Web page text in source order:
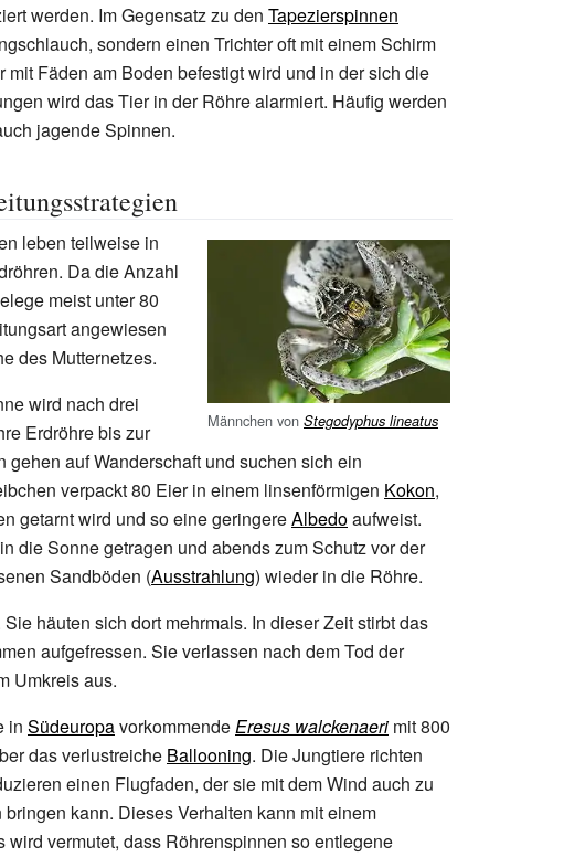
werden. Im Gegensatz zu den Tapezierspinnen
sondern einen Trichter oft mit einem Schirm
Fäden am Boden befestigt wird und in der sich die
wird das Tier in der Röhre alarmiert. Häufig werden
jagende Spinnen.
Männchen von Stegodyphus lineatus
leben teilweise in
Da die Anzahl
meist unter 80
angewiesen
des Mutternetzes.
wird nach drei
Erdröhre bis zur
auf Wanderschaft und suchen sich ein
verpackt 80 Eier in einem linsenförmigen Kokon,
getarnt wird und so eine geringereAlbedoaufweist.
die Sonne getragen und abends zum Schutz vor der
Sandböden (Ausstrahlung) wieder in die Röhre.
häuten sich dort mehrmals. In dieser Zeit stirbt das
aufgefressen. Sie verlassen nach dem Tod der
Umkreis aus.
in SüdeuropavorkommendeEresus walckenaeri mit 800
das verlustreiche Ballooning. Die Jungtiere richten
einen Flugfaden, der sie mit dem Wind auch zu
kann. Dieses Verhalten kann mit einem
vermutet, dass Röhrenspinnen so entlegene